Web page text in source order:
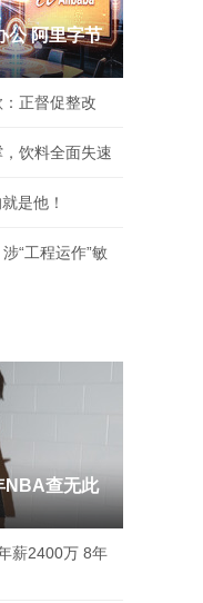
公 阿里字节
正督促整改
饮料全面失速
是他！
“工程运作”敏
NBA查无此
薪2400万 8年